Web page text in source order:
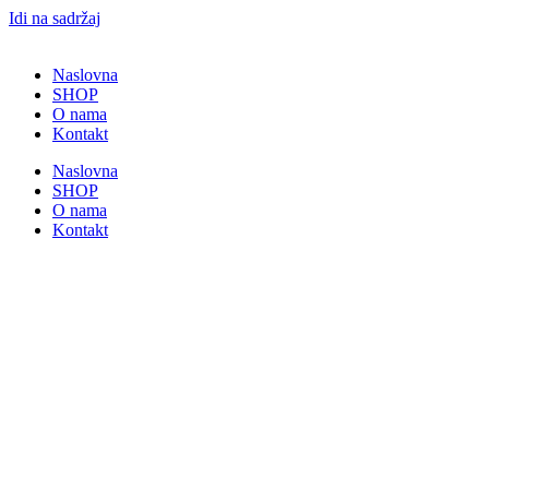
Idi na sadržaj
Naslovna
SHOP
O nama
Kontakt
Naslovna
SHOP
O nama
Kontakt